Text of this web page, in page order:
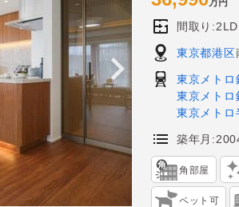
間取り
東京都港区
東京メトロ
東京メトロ
東京メトロ
築年月
角部屋
ペット可